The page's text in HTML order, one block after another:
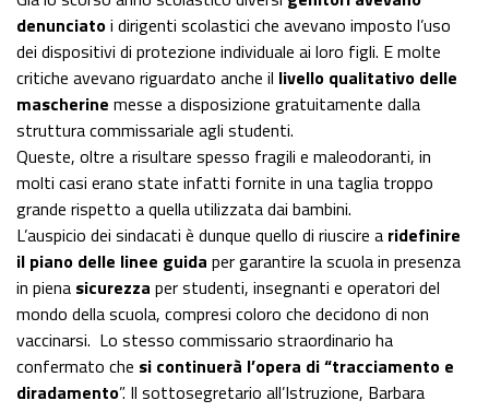
denunciatoi dirigenti scolastici che avevano imposto l’uso
dei dispositivi di protezione individuale ai loro figli. E molte
critiche avevano riguardato anche il livello qualitativo delle
mascherine messe a disposizione gratuitamente dalla
struttura commissariale agli studenti.
Queste, oltre a risultare spesso fragili e maleodoranti, in
molti casi erano state infatti fornite in una taglia troppo
grande rispetto a quella utilizzata dai bambini.
L’auspicio dei sindacati è dunque quello di riuscire a ridefinire
il piano delle linee guida per garantire la scuola in presenza
in piena sicurezza per studenti, insegnanti e operatori del
mondo della scuola, compresi coloro che decidono di non
vaccinarsi. Lo stesso commissario straordinario ha
confermato che si continuerà l’opera di “tracciamento e
diradamento”. Il sottosegretario all’Istruzione, Barbara